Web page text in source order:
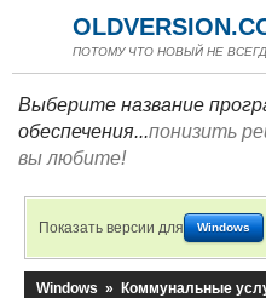
ПОТОМУ ЧТО НОВЫЙ НЕ
Выберите название
обеспечения...понизить
вы любите!
Показать версии для Windows
Windows » Коммунальные